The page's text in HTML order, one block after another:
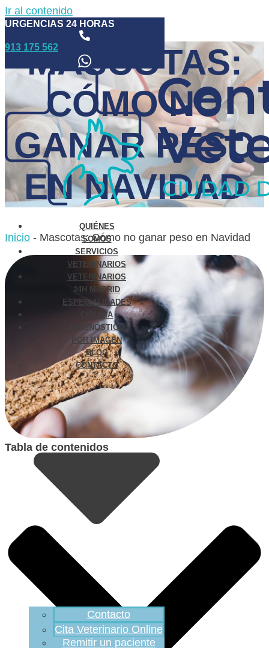
Ir al contenido
URGENCIAS 24 HORAS
913 175 562
QUIÉNES
SOMOS
SERVICIOS
VETERINARIOS
VETERINARIOS
24H MADRID
ESPECIALIDADES
CIRUGÍA
DIAGNÓSTICO
POR IMAGEN
BLOG
CONTACTO
Contacto
Cita Veterinario Online
Remitir un paciente
MASCOTAS:
CÓMO NO
GANAR PESO
EN NAVIDAD
Inicio - Mascotas: Cómo no ganar peso en Navidad
Tabla de contenidos